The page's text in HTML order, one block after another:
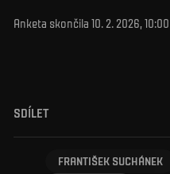
Anketa skončila 10. 2. 2026, 10:00
SDÍLET
FRANTIŠEK SUCHÁNEK